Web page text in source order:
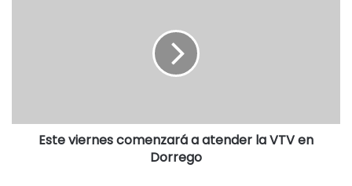
Este viernes comenzará a atender la VTV en
Dorrego